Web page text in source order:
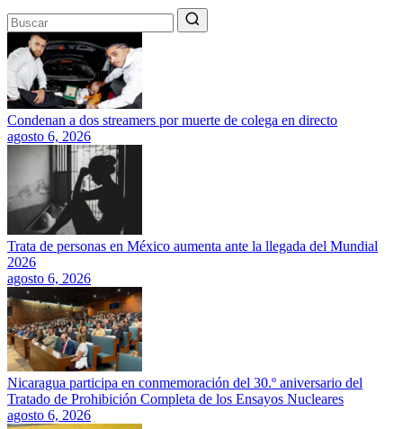
Condenan a dos streamers por muerte de colega en directo
agosto 6, 2026
Trata de personas en México aumenta ante la llegada del Mundial
2026
agosto 6, 2026
Nicaragua participa en conmemoración del 30.º aniversario del
Tratado de Prohibición Completa de los Ensayos Nucleares
agosto 6, 2026